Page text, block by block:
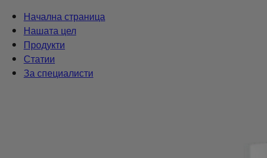
Начална страница
Нашата цел
Продукти
Статии
За специалисти